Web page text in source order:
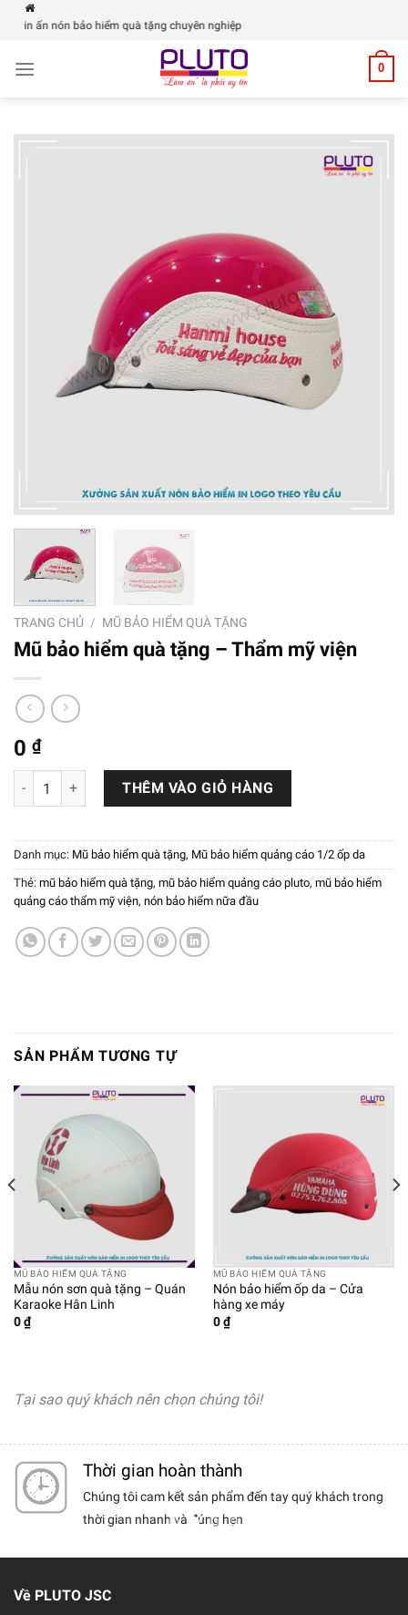
Skip
in ấn nón bảo hiểm quà tặng chuyên nghiệp
0
TRANG CHỦ / MŨ BẢO HIỂM QUÀ TẶNG
Mũ bảo hiểm quà tặng – Thẩm mỹ viện
0 ₫
Mũ bảo hiểm quà tặng - Thẩm mỹ viện số lượng
THÊM VÀO GIỎ HÀNG
Danh mục: Mũ bảo hiểm quà tặng, Mũ bảo hiểm quảng cáo 1/2 ốp da
Thẻ: mũ bảo hiểm quà tặng, mũ bảo hiểm quảng cáo pluto, mũ bảo hiểm
quảng cáo thẩm mỹ viện, nón bảo hiểm nữa đầu
SẢN PHẨM TƯƠNG TỰ
MŨ BẢO HIỂM QUÀ TẶNG
Mẫu nón sơn quà tặng – Quán
Karaoke Hân Linh
0₫
MŨ BẢO HIỂM QUÀ TẶNG
Nón bảo hiểm ốp da – Cửa
hàng xe máy
0₫
Tại sao quý khách nên chọn chúng tôi!
chất
Thời gian hoàn thành
Chúng tôi cam kết sản phẩm đến tay quý khách trong
thời gian nhanh và đúng hẹn
Về PLUTO JSC